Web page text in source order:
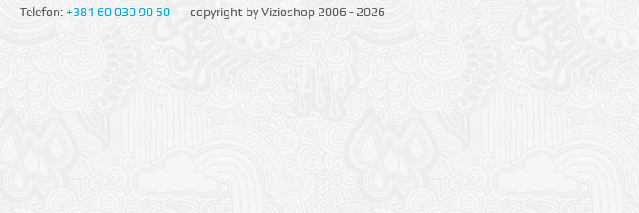
Telefon: +381 60 030 90 50 copyright by Vizioshop 2006 - 2026